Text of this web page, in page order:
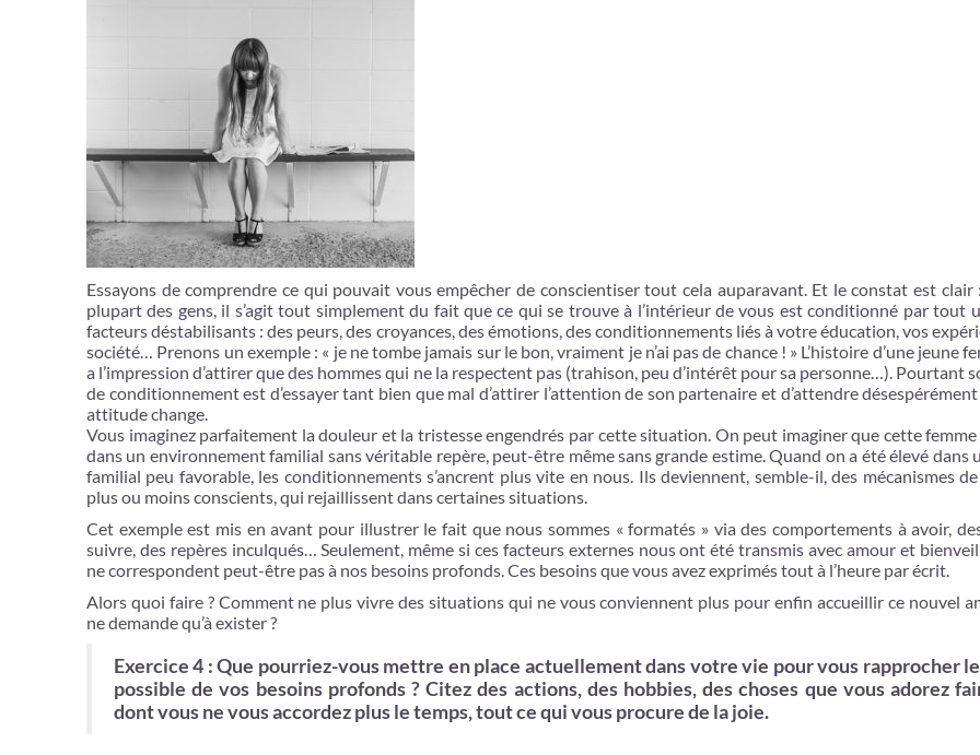
Essayons de comprendre ce qui pouvait vous empêcher de conscientiser tout cela auparavant. Et le constat est clair
plupart des gens, il s’agit tout simplement du fait que ce qui se trouve à l’intérieur de vous est conditionné par tout
facteurs déstabilisants : des peurs, des croyances, des émotions, des conditionnements liés à votre éducation, vos
société… Prenons un exemple : « je ne tombe jamais sur le bon, vraiment je n’ai pas de chance ! » L’histoire d’une jeune
a l’impression d’attirer que des hommes qui ne la respectent pas (trahison, peu d’intérêt pour sa personne…). Pourtant
de conditionnement est d’essayer tant bien que mal d’attirer l’attention de son partenaire et d’attendre
attitude change.
Vous imaginez parfaitement la douleur et la tristesse engendrés par cette situation. On peut imaginer que cette femme
dans un environnement familial sans véritable repère, peut-être même sans grande estime. Quand on a été élevé dans
familial peu favorable, les conditionnements s’ancrent plus vite en nous. Ils deviennent, semble-il, des mécanismes
plus ou moins conscients, qui rejaillissent dans certaines situations.
Cet exemple est mis en avant pour illustrer le fait que nous sommes « formatés » via des comportements à avoir,
suivre, des repères inculqués… Seulement, même si ces facteurs externes nous ont été transmis avec amour et
ne correspondent peut-être pas à nos besoins profonds. Ces besoins que vous avez exprimés tout à l’heure par écrit.
Alors quoi faire ? Comment ne plus vivre des situations qui ne vous conviennent plus pour enfin accueillir ce nouvel
ne demande qu’à exister ?
Exercice 4 : Que pourriez-vous mettre en place actuellement dans votre vie pour vous rapprocher
possible de vos besoins profonds ? Citez des actions, des hobbies, des choses que vous adorez
dont vous ne vous accordez plus le temps, tout ce qui vous procure de la joie.